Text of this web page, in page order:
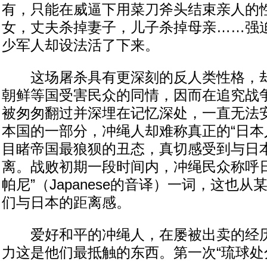
有，只能在威逼下用菜刀斧头结束亲人的
女，丈夫杀掉妻子，儿子杀掉母亲……强
少军人却设法活了下来。
这场屠杀具有更深刻的反人类性格，
朝鲜等国受害民众的同情，因而在追究战
被匆匆翻过并深埋在记忆深处，一直无法
本国的一部分，冲绳人却难称真正的“日
目睹帝国最狼狈的丑态，真切感受到与日
离。战败初期一段时间内，冲绳民众称呼
帕尼”（Japanese的音译）一词，这也从
们与日本的距离感。
爱好和平的冲绳人，在屡被出卖的经
力这是他们最抵触的东西。第一次“琉球